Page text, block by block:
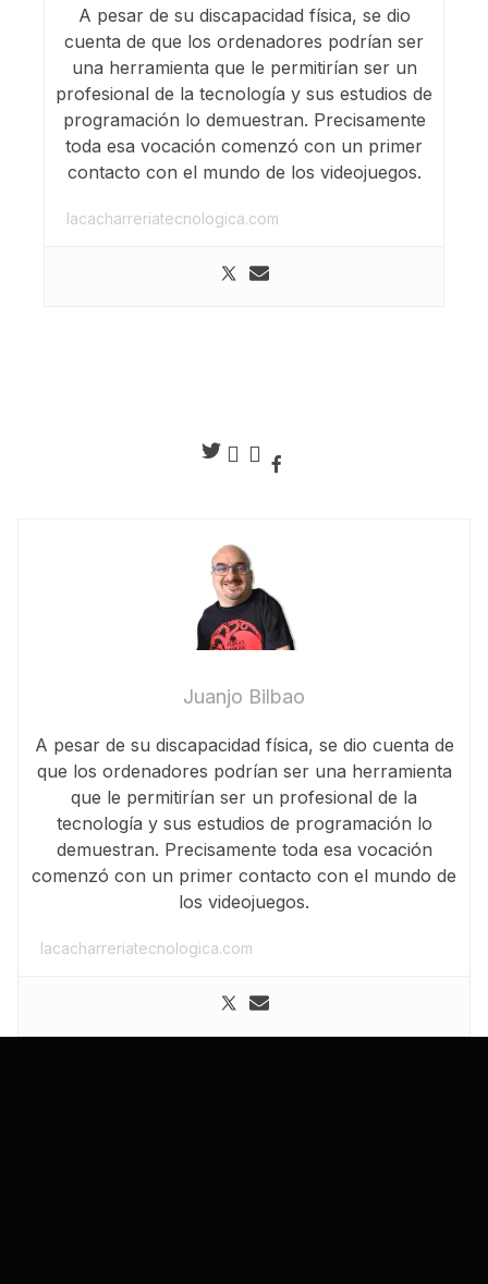
A pesar de su discapacidad física, se dio
cuenta de que los ordenadores podrían ser
una herramienta que le permitirían ser un
profesional de la tecnología y sus estudios de
programación lo demuestran. Precisamente
toda esa vocación comenzó con un primer
contacto con el mundo de los videojuegos.
lacacharreriatecnologica.com
Juanjo Bilbao
A pesar de su discapacidad física, se dio cuenta de
que los ordenadores podrían ser una herramienta
que le permitirían ser un profesional de la
tecnología y sus estudios de programación lo
demuestran. Precisamente toda esa vocación
comenzó con un primer contacto con el mundo de
los videojuegos.
lacacharreriatecnologica.com